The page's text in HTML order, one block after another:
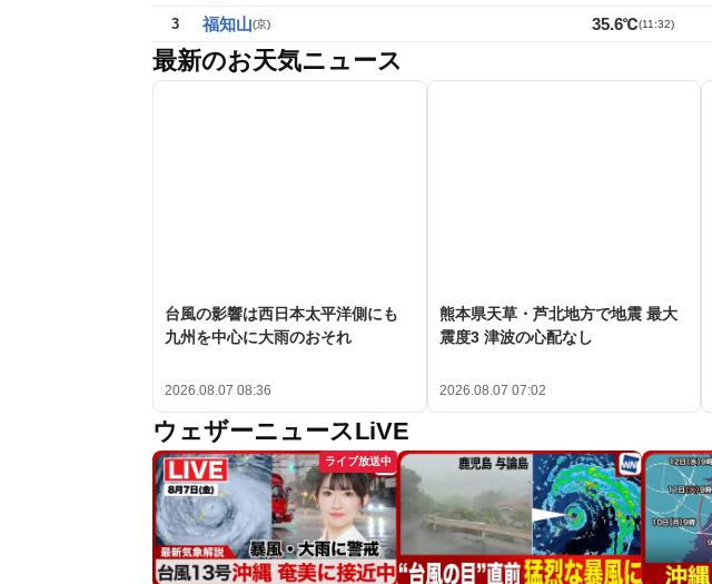
3 福知山(京) 35.6℃(11:32)
最新のお天気ニュース
台風の影響は西日本太平洋側にも
九州を中心に大雨のおそれ
2026.08.07 08:36
熊本県天草・芦北地方で地震 最大
震度3 津波の心配なし
2026.08.07 07:02
ウェザーニュースLiVE
ライブ放送中